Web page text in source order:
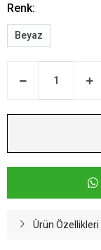
Renk:
Beyaz
Ürün Özellikleri